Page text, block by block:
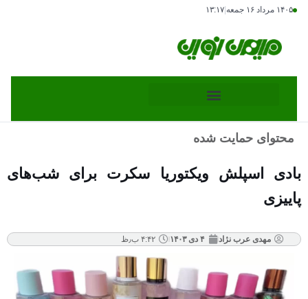
۱۴۰۵ مرداد ۱۶ جمعه ۱۳:۱۷
محتوای حمایت شده
بادی اسپلش ویکتوریا سکرت برای شب‌های
پاییزی
مهدی عرب نژاد ۴ دی ۱۴۰۳ ۴:۴۲ ب٫ظ